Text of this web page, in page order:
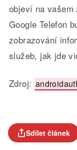
objeví na
Google Telefon
zobrazování
služeb, jak jde
Zdroj:
Sdílet článek